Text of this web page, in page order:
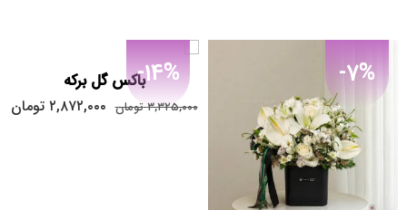
-7%
-14%باکس گل برکه
۳,۳۲۵,۰۰۰ تومان ۲,۸۷۲,۰۰۰ تومان